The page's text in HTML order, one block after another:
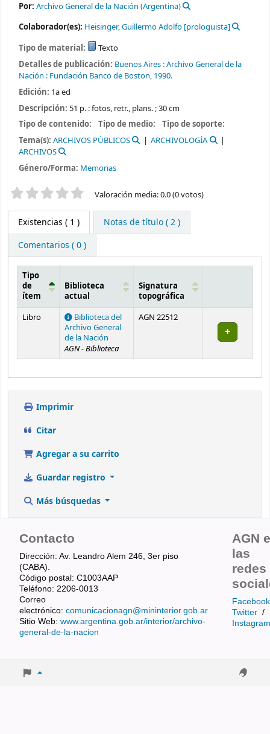
Por: Archivo General de la Nación (Argentina)
Colaborador(es): Heisinger, Guillermo Adolfo[prologuista]
Tipo de material:
Texto
Detalles de publicación: Buenos Aires :Archivo General de la
Nación : Fundación Banco de Boston, 1990.
Edición: 1a ed
Descripción: 51 p. : fotos, retr., plans. ; 30 cm
Tipo de contenido:
Tipo de medio:
Tipo de soporte:
Tema(s): ARCHIVOS PÚBLICOS
ARCHIVOLOGÍA
ARCHIVOS
Género/Forma: Memorias
Valoración Valoración media: 0.0 (0 votos)
Existencias ( 1 )
Notas de título ( 2 )
Comentarios ( 0 )
Existencias
Tipo
de
ítem
Biblioteca
actual
Signatura
topográfica
Libro
Biblioteca del
Archivo General
de la Nación
AGN - Biblioteca
AGN 22512
Imprimir
Citar
Agregar a su carrito
Guardar registro
Más búsquedas
Contacto
Dirección: Av. Leandro Alem 246, 3er piso
(CABA).
Código postal: C1003AAP
Teléfono: 2206-0013
Correo
electrónico: comunicacionagn@mininterior.gob.ar
Sitio Web: www.argentina.gob.ar/interior/archivo-
general-de-la-nacion
AGN
las
redes
Facebook
Twitter /
Instagram